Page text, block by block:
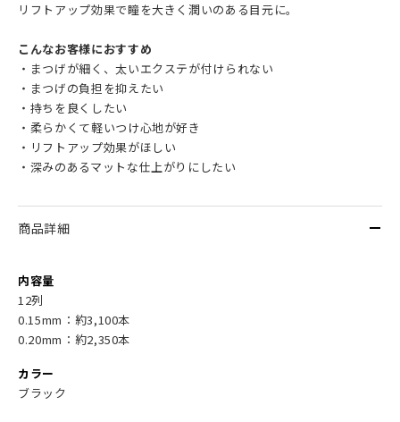
リフトアップ効果で瞳を大きく潤いのある目元に。
こんなお客様におすすめ
・まつげが細く、太いエクステが付けられない
・まつげの負担を抑えたい
・持ちを良くしたい
・柔らかくて軽いつけ心地が好き
・リフトアップ効果がほしい
・深みのあるマットな仕上がりにしたい
商品詳細
内容量
12列
0.15mm：約3,100本
0.20mm：約2,350本
カラー
ブラック